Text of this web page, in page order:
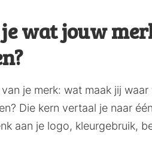
wat jouw
je merk: wat maak jij
Die kern vertaal je naar
aan je logo, kleurgebruik,